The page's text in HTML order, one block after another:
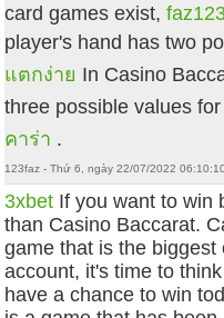
card games exist,
player's hand has two
แตกง่าย In Casino
three possible values
คาร่า .
123faz - Thứ 6, ngày 22/07/2022 06:10:10
3xbet If you want to win
than Casino Baccarat.
game that is the
account, it's time to
have a chance to win